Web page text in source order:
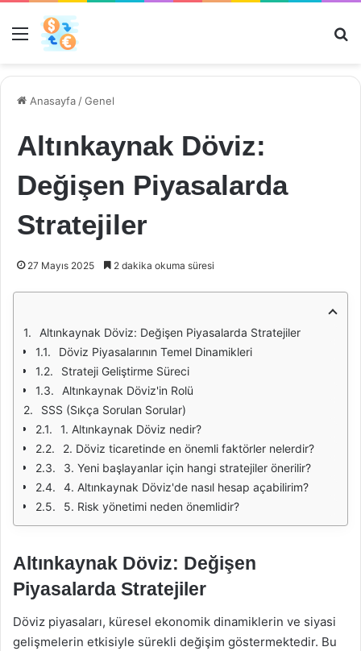
Menü
Anasayfa /Genel
Altınkaynak Döviz:
Değişen Piyasalarda
Stratejiler
27 Mayıs 2025 2 dakika okuma süresi
Altınkaynak Döviz: Değişen Piyasalarda Stratejiler
Döviz Piyasalarının Temel Dinamikleri
Strateji Geliştirme Süreci
Altınkaynak Döviz'in Rolü
SSS (Sıkça Sorulan Sorular)
1. Altınkaynak Döviz nedir?
2. Döviz ticaretinde en önemli faktörler nelerdir?
3. Yeni başlayanlar için hangi stratejiler önerilir?
4. Altınkaynak Döviz'de nasıl hesap açabilirim?
5. Risk yönetimi neden önemlidir?
Altınkaynak Döviz: Değişen
Piyasalarda Stratejiler
Döviz piyasaları, küresel ekonomik dinamiklerin ve siyasi
gelişmelerin etkisiyle sürekli değişim göstermektedir. Bu